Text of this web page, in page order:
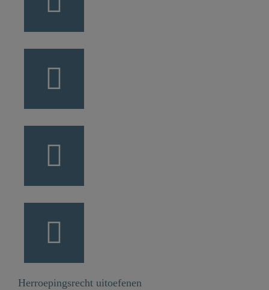
Herroepingsrecht uitoefenen